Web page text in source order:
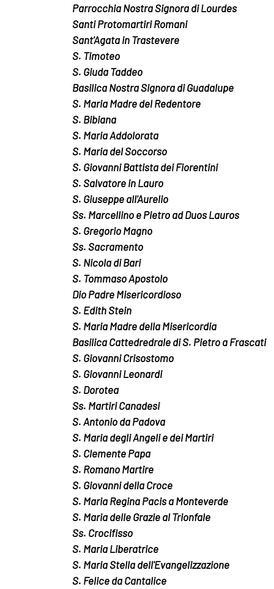
Parrocchia Nostra Signora di Lourdes
Santi Protomartiri Romani
Sant'Agata in Trastevere
S. Timoteo
S. Giuda Taddeo
Basilica Nostra Signora di Guadalupe
S. Maria Madre del Redentore
S. Bibiana
S. Maria Addolorata
S. Maria del Soccorso
S. Giovanni Battista dei Fiorentini
S. Salvatore in Lauro
S. Giuseppe all'Aurelio
Ss. Marcellino e Pietro ad Duos Lauros
S. Gregorio Magno
Ss. Sacramento
S. Nicola di Bari
S. Tommaso Apostolo
Dio Padre Misericordioso
S. Edith Stein
S. Maria Madre della Misericordia
Basilica Cattedredrale di S. Pietro a Frascati
S. Giovanni Crisostomo
S. Giovanni Leonardi
S. Dorotea
Ss. Martiri Canadesi
S. Antonio da Padova
S. Maria degli Angeli e dei Martiri
S. Clemente Papa
S. Romano Martire
S. Giovanni della Croce
S. Maria Regina Pacis a Monteverde
S. Maria delle Grazie al Trionfale
Ss. Crocifisso
S. Maria Liberatrice
S. Maria Stella dell'Evangelizzazione
S. Felice da Cantalice